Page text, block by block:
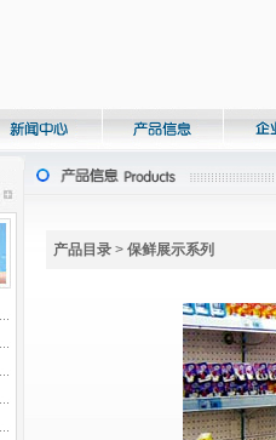
产品目录 > 保鲜展示系列